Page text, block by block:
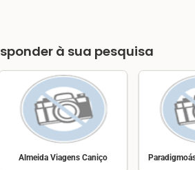
à sua pesquisa
Almeida Viagens Caniço